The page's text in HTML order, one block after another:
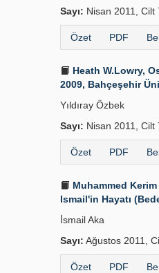
Sayı: Nisan 2011, Cilt
Özet PDF
Heath W.Lowry,
2009, Bahçeşehir
Yıldıray Özbek
Sayı: Nisan 2011, Cilt
Özet PDF
Muhammed
Ismail'in Hayatı
İ̇smail Aka
Sayı: Ağustos 2011,
Özet PDF